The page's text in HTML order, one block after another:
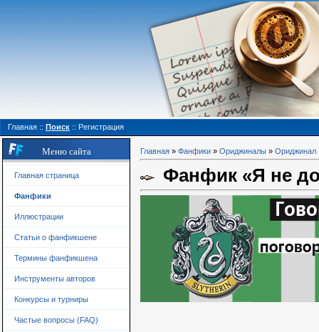
Главная :: Поиск :: Регистрация
Меню сайта
Главная страница
Фанфики
Иллюстрации
Статьи о фанфикшене
Термины фанфикшена
Инструменты авторов
Конкурсы и турниры
Частые вопросы (FAQ)
Главная » Фанфики » Ориджиналы » Ориджинал
Фанфик «Я не